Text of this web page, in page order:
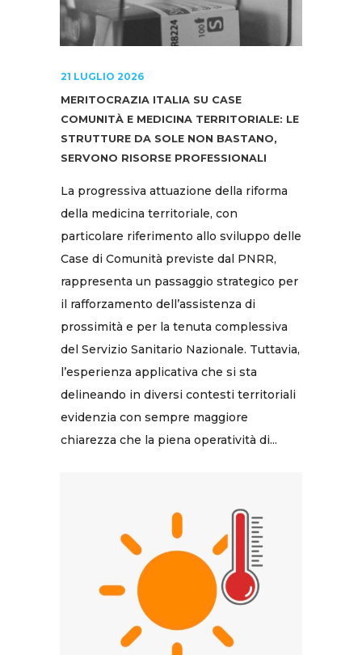
21 LUGLIO 2026
MERITOCRAZIA ITALIA SU CASE
COMUNITÀ E MEDICINA TERRITORIALE: LE
STRUTTURE DA SOLE NON BASTANO,
SERVONO RISORSE PROFESSIONALI
La progressiva attuazione della riforma
della medicina territoriale, con
particolare riferimento allo sviluppo delle
Case di Comunità previste dal PNRR,
rappresenta un passaggio strategico per
il rafforzamento dell’assistenza di
prossimità e per la tenuta complessiva
del Servizio Sanitario Nazionale. Tuttavia,
l’esperienza applicativa che si sta
delineando in diversi contesti territoriali
evidenzia con sempre maggiore
chiarezza che la piena operatività di...